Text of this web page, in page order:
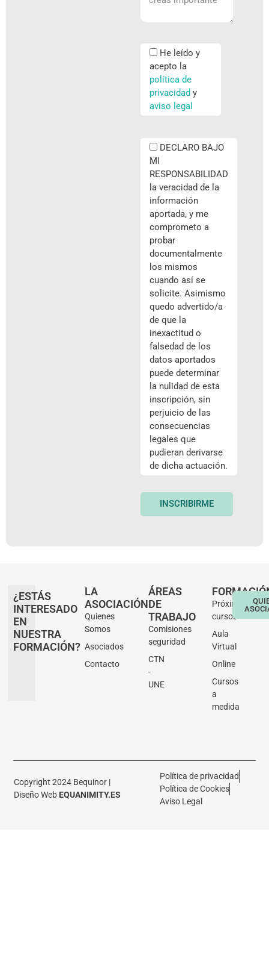
He leído y
acepto la
política de
privacidad y
aviso legal
DECLARO BAJO
MI
RESPONSABILIDAD
la veracidad de la
información
aportada, y me
comprometo a
probar
documentalmente
los mismos
cuando así se
solicite. Asimismo
quedo advertido/a
de que la
inexactitud o
falsedad de los
datos aportados
puede determinar
la nulidad de esta
inscripción, sin
perjuicio de las
consecuencias
legales que
pudieran derivarse
de dicha actuación.
INSCRIBIRME
¿ESTÁS
INTERESADO
EN
NUESTRA
FORMACIÓN?
LA
ASOCIACIÓN
Quienes
Somos
Asociados
Contacto
ÁREAS
DE
TRABAJO
Comisiones
seguridad
CTN
-
UNE
Próximos
cursos
Aula
Virtual
Online
Cursos
a
medida
Copyright 2024 Bequinor |
Diseño Web EQUANIMITY.ES
Política de privacidad
Política de Cookies
Aviso Legal